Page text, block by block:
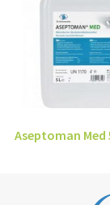
Aseptoman Med